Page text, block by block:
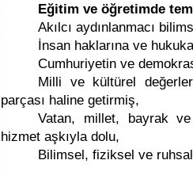
Eğitim ve öğretimde
Akılcı aydınlanmacı
İnsan haklarına ve
Cumhuriyetin ve
Milli ve kültürel
parçası haline getirmiş,
Vatan, millet, bayrak
hizmet aşkıyla dolu,
Bilimsel, fiziksel ve